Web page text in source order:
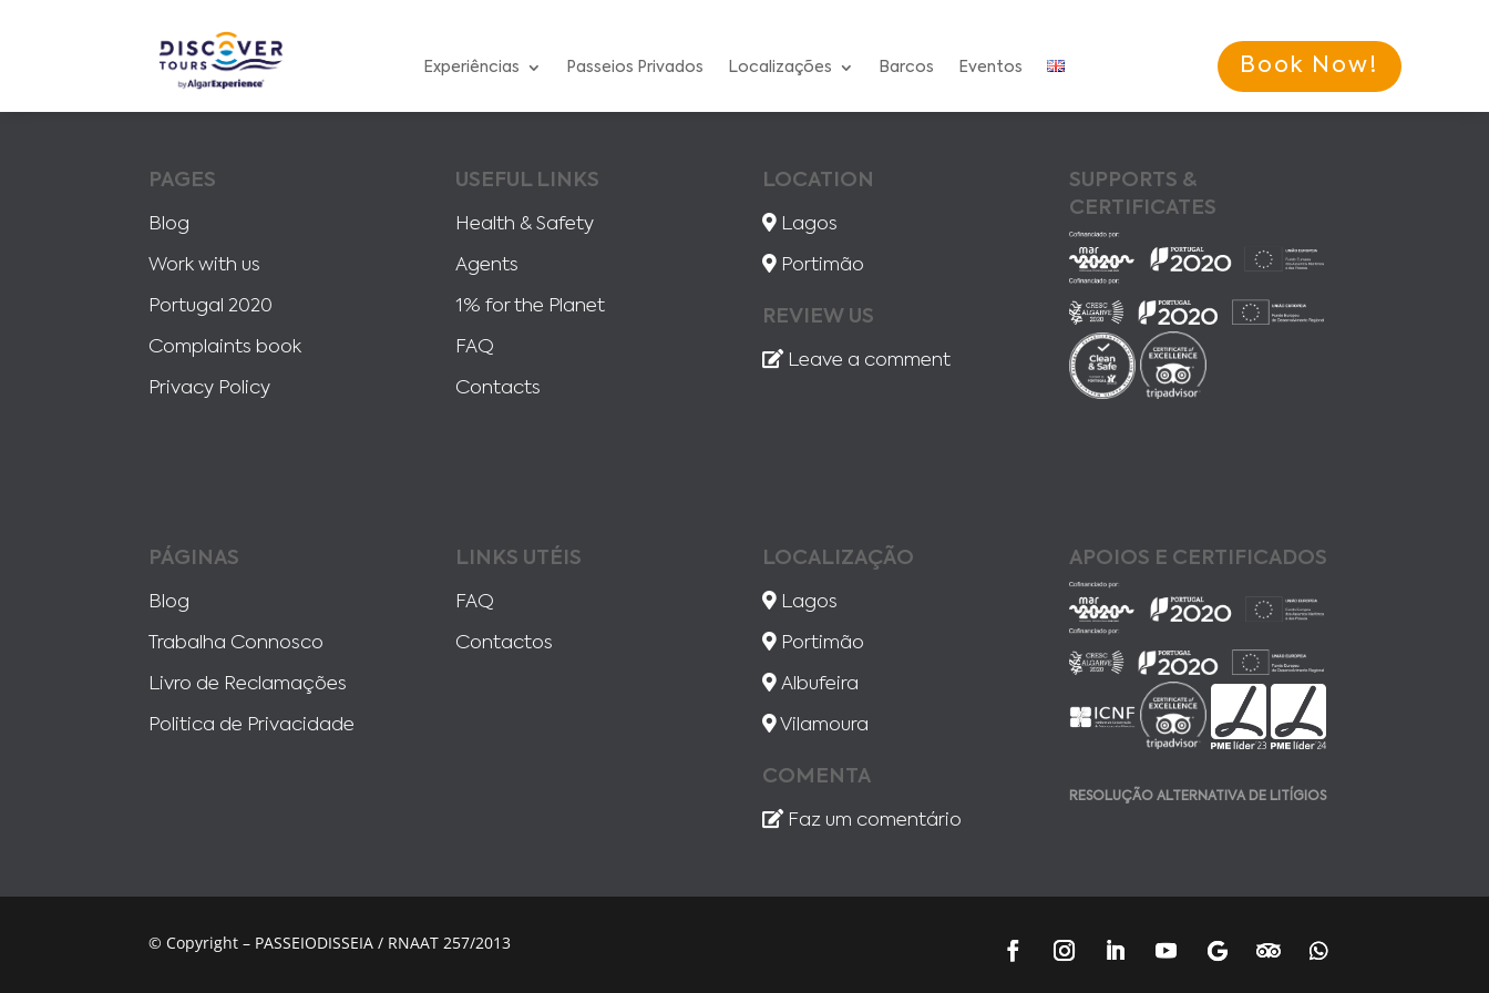
Experiências Passeios Privados Localizações Barcos Eventos Book Now!
PAGES
Blog
Work with us
Portugal 2020
Complaints book
Privacy Policy
USEFUL LINKS
Health & Safety
Agents
1% for the Planet
FAQ
Contacts
LOCATION
Lagos
Portimão
REVIEW US
Leave a comment
SUPPORTS &
CERTIFICATES
PÁGINAS
Blog
Trabalha Connosco
Livro de Reclamações
Politica de Privacidade
LINKS UTÉIS
FAQ
Contactos
LOCALIZAÇÃO
Lagos
Portimão
Albufeira
Vilamoura
COMENTA
Faz um comentário
APOIOS E CERTIFICADOS
RESOLUÇÃO ALTERNATIVA DE LITÍGIOS
© Copyright – PASSEIODISSEIA / RNAAT 257/2013